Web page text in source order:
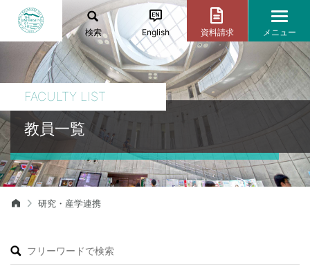
検索 English 資料請求 メニュー
教員一覧
FACULTY LIST
研究・産学連携